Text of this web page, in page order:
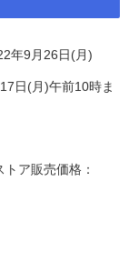
年9月26日(月)
日(月)午前10時ま
ア販売価格：